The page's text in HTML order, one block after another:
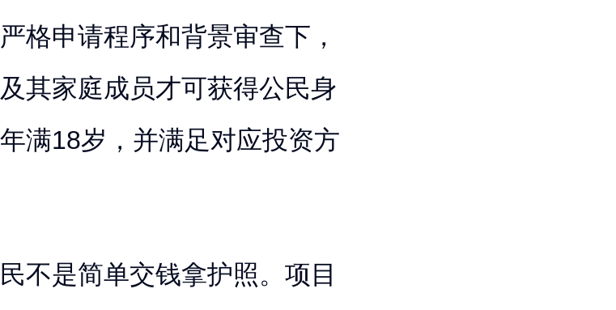
格申请程序和背景审查下，
其家庭成员才可获得公民身
满18岁，并满足对应投资方
不是简单交钱拿护照。项目